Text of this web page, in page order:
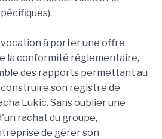
à porter une offre
la conformité réglementaire,
des rapports permettant au
construire son registre de
Lukic. Sans oublier une
rachat du groupe,
de gérer son